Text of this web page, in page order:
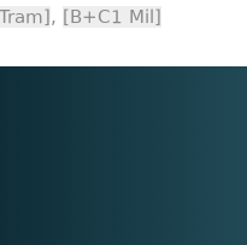
, [B+C1 Mil]